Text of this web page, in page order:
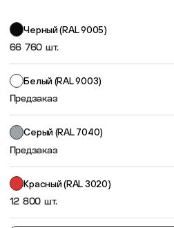
Черный (RAL 9005)
66 760 шт.
Белый (RAL 9003)
Предзаказ
Серый (RAL 7040)
Предзаказ
Красный (RAL 3020)
12 800 шт.
Дюбель